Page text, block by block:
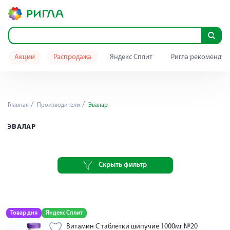
Акции Распродажа Яндекс Сплит Ригла
Главная Производители Эвалар
ЭВАЛАР
Скрыть фильтр
Товар дня Яндекс Сплит
Витамин С таблетки шипучие 1000мг №20